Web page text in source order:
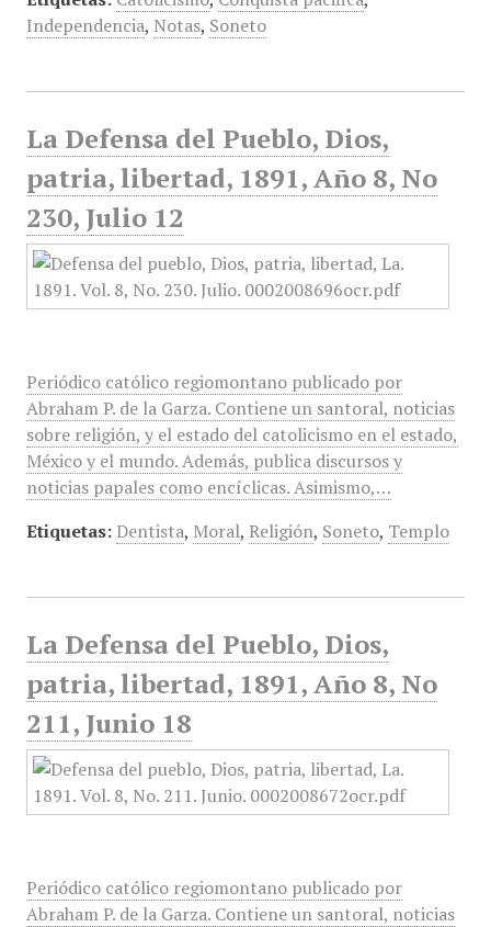
Independencia, Notas, Soneto
La Defensa del Pueblo, Dios,
patria, libertad, 1891, Año 8, No
230, Julio 12
Periódico católico regiomontano publicado por
Abraham P. de la Garza. Contiene un santoral, noticias
sobre religión, y el estado del catolicismo en el estado,
México y el mundo. Además, publica discursos y
noticias papales como encíclicas. Asimismo,…
Etiquetas: Dentista, Moral, Religión, Soneto, Templo
La Defensa del Pueblo, Dios,
patria, libertad, 1891, Año 8, No
211, Junio 18
Periódico católico regiomontano publicado por
Abraham P. de la Garza. Contiene un santoral, noticias